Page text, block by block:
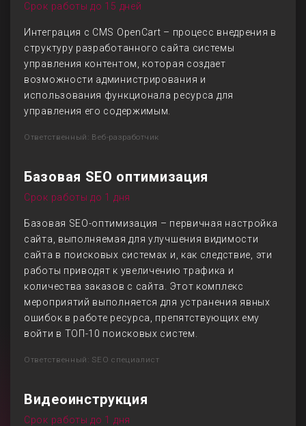
Срок работы до 15 дней
Интеграция с CMS OpenCart – процесс внедрения в
структуру разработанного сайта системы
управления контентом, которая создает
возможности администрирования и
использования функционала ресурса для
управления его содержимым.
Ответственный: Веб-разработчик
Базовая SEO оптимизация
Срок работы до 1 дня
Базовая SEO-оптимизация – первичная настройка
сайта, выполняемая для улучшения видимости
сайта в поисковых системах и, как следствие, эти
работы приводят к увеличению трафика и
количества заказов с сайта. Этот комплекс
мероприятий выполняется для устранения явных
ошибок в работе ресурса, препятствующих ему
войти в ТОП-10 поисковых систем.
Ответственный: SEO специалист
Видеоинструкция
Срок работы до 1 дня